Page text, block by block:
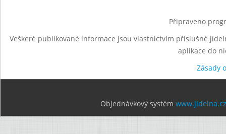
Připraveno
Veškeré publikované informace jsou vlastnictvím příslušné
aplikace do
Zásady
Objednávkový systém www.jidelna.cz